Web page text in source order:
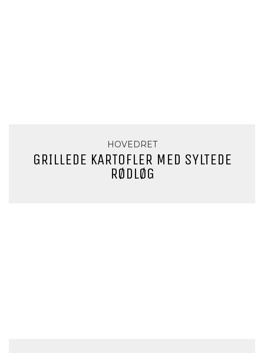
HOVEDRET
GRILLEDE KARTOFLER MED SYLTEDE
RØDLØG